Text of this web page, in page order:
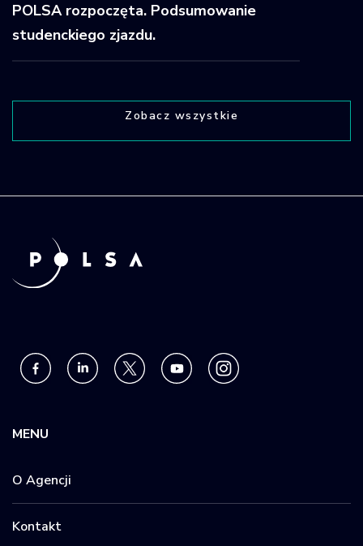
POLSA rozpoczęta. Podsumowanie
studenckiego zjazdu.
Zobacz wszystkie
MENU
O Agencji
Kontakt